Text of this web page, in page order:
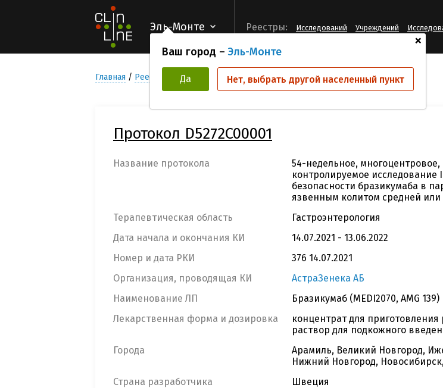
Эль-Монте
+
Ваш город – Эль-Монте
Да Нет, выбрать другой населенный пункт
Реестры: Исследований Учреждений
Главная Реестр Клинических исследований D5272C00001
Протокол D5272C00001
Название протокола
54-недельное,
контролируемое
безопасности бразикумаба в
язвенным колитом средней
Терапевтическая область
Гастроэнтерология
Дата начала и окончания КИ
14.07.2021 - 13.06.2022
Номер и дата РКИ
376 14.07.2021
Организация, проводящая КИ
АстраЗенека АБ
Наименование ЛП
Бразикумаб (MEDI2070, AMG 139)
Лекарственная форма и дозировка
концентрат для
раствор для подкожного
Города
Арамиль, Великий Новгород,
Нижний Новгород,
Страна разработчика
Швеция